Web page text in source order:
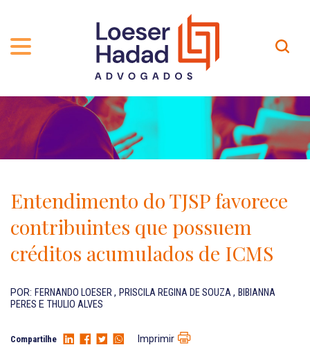
QUEM SOMOS
TRAJETÓRIA
INCLUSÃO E DIVERSIDADE
PRÊMIOS
NOSSA EQUIPE
ÁREAS DE ATUAÇÃO
PROFISSIONAIS
CARREIRA
Contato
Localização
Entendimento do TJSP favorece
contribuintes que possuem
créditos acumulados de ICMS
POR: FERNANDO LOESER, PRISCILA REGINA DE SOUZA, BIBIANNA
PERES E THULIO ALVES
Compartilhe Imprimir